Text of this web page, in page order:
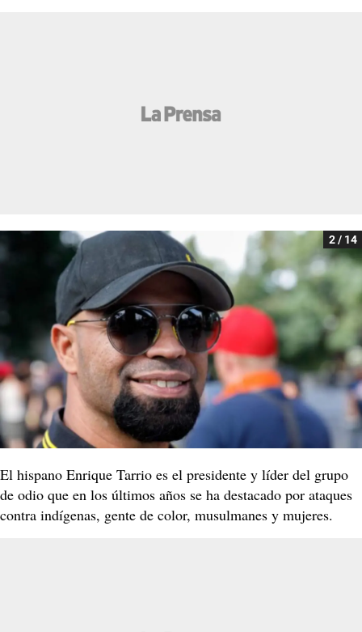
2 / 14
El hispano Enrique Tarrio es el presidente y líder del grupo
de odio que en los últimos años se ha destacado por ataques
contra indígenas, gente de color, musulmanes y mujeres.